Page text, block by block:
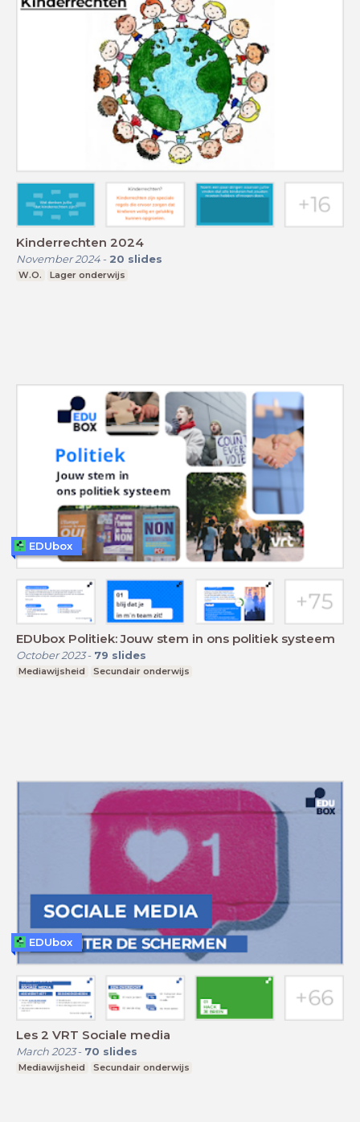
Kinderrechten 2024
November 2024- 20 slides
W.O. Lager onderwijs
EDUbox Politiek: Jouw stem in ons politiek systeem
October 2023- 79 slides
Mediawijsheid Secundair onderwijs
EDUbox
Les 2 VRT Sociale media
March 2023- 70 slides
Mediawijsheid Secundair onderwijs
EDUbox